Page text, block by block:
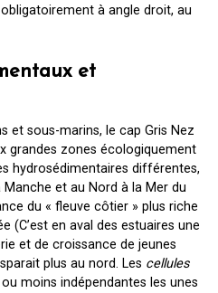
à angle droit, au
et
et sous-marins, le cap Gris Nez
grandes zones écologiquement
hydrosédimentaires différentes,
et au Nord à la Mer du
du « fleuve côtier » plus riche
(C’est en aval des estuaires une
et de croissance de jeunes
plus au nord. Les cellules
moins indépendantes les unes